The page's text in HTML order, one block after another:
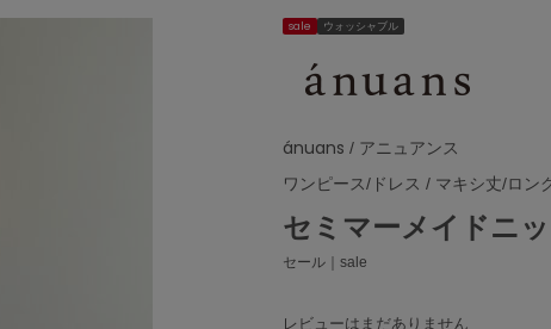
sale ウォッシャブル
ánuans / アニュアンス
ワンピース/ドレス / マキシ丈/ロン
セミマーメイドニ
セール｜sale
レビューはまだありません
モデル身長：157cm、着用サイズ：１、着用カラー：
プ：ウェーブとナチュラルのミックス、パーソナルカラー：